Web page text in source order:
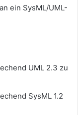
ein SysML/UML-
UML 2.3 zu
SysML 1.2